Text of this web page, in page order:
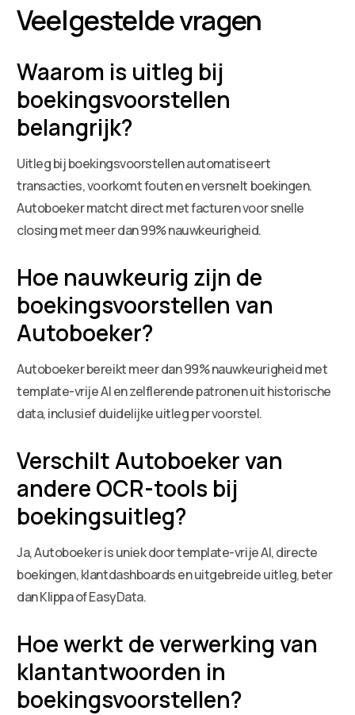
Veelgestelde vragen
Waarom is uitleg bij
boekingsvoorstellen
belangrijk?
Uitleg bij boekingsvoorstellen automatiseert
transacties, voorkomt fouten en versnelt boekingen.
Autoboeker matcht direct met facturen voor snelle
closing met meer dan 99% nauwkeurigheid.
Hoe nauwkeurig zijn de
boekingsvoorstellen van
Autoboeker?
Autoboeker bereikt meer dan 99% nauwkeurigheid met
template-vrije AI en zelflerende patronen uit historische
data, inclusief duidelijke uitleg per voorstel.
Verschilt Autoboeker van
andere OCR-tools bij
boekingsuitleg?
Ja, Autoboeker is uniek door template-vrije AI, directe
boekingen, klantdashboards en uitgebreide uitleg, beter
dan Klippa of EasyData.
Hoe werkt de verwerking van
klantantwoorden in
boekingsvoorstellen?